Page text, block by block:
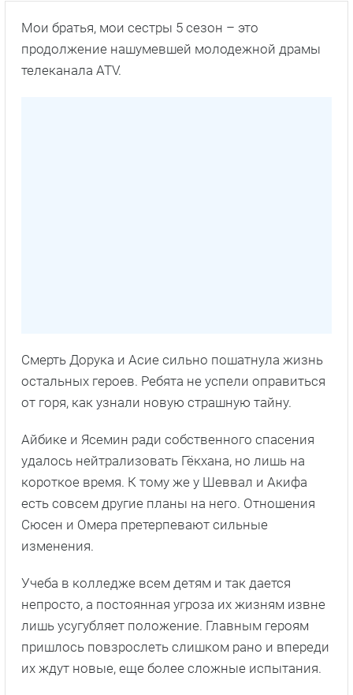
Мои братья, мои сестры 5 сезон – это
продолжение нашумевшей молодежной драмы
телеканала ATV.
Смерть Дорука и Асие сильно пошатнула жизнь
остальных героев. Ребята не успели оправиться
от горя, как узнали новую страшную тайну.
Айбике и Ясемин ради собственного спасения
удалось нейтрализовать Гёкхана, но лишь на
короткое время. К тому же у Шеввал и Акифа
есть совсем другие планы на него. Отношения
Сюсен и Омера претерпевают сильные
изменения.
Учеба в колледже всем детям и так дается
непросто, а постоянная угроза их жизням извне
лишь усугубляет положение. Главным героям
пришлось повзрослеть слишком рано и впереди
их ждут новые, еще более сложные испытания.